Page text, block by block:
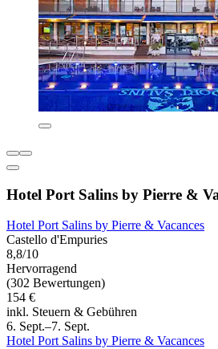
Hotel Port Salins by Pierre &
Hotel Port Salins by Pierre & Vacances
Castello d'Empuries
8,8/10
Hervorragend
(302 Bewertungen)
154 €
inkl. Steuern & Gebühren
6. Sept.–7. Sept.
Hotel Port Salins by Pierre & Vacances